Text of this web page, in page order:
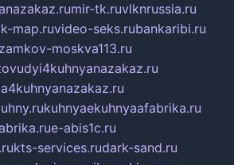
mir-tk.ruvlknrussia.ru
map.ruvideo-seks.rubankaribi.ru
moskva113.ru
kuhnyaekuhnyaafabrika.ru
e-abis1c.ru
kts-services.rudark-sand.ru